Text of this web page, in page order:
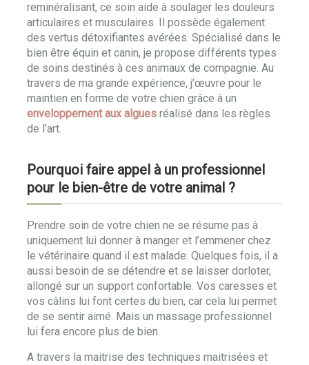
reminéralisant, ce soin aide à soulager les douleurs
articulaires et musculaires. Il possède également
des vertus détoxifiantes avérées. Spécialisé dans le
bien être équin et canin, je propose différents types
de soins destinés à ces animaux de compagnie. Au
travers de ma grande expérience, j’œuvre pour le
maintien en forme de votre chien grâce à un
enveloppement aux algues réalisé dans les règles
de l’art.
Pourquoi faire appel à un professionnel
pour le bien-être de votre animal ?
Prendre soin de votre chien ne se résume pas à
uniquement lui donner à manger et l’emmener chez
le vétérinaire quand il est malade. Quelques fois, il a
aussi besoin de se détendre et se laisser dorloter,
allongé sur un support confortable. Vos caresses et
vos câlins lui font certes du bien, car cela lui permet
de se sentir aimé. Mais un massage professionnel
lui fera encore plus de bien.
A travers la maitrise des techniques maitrisées et